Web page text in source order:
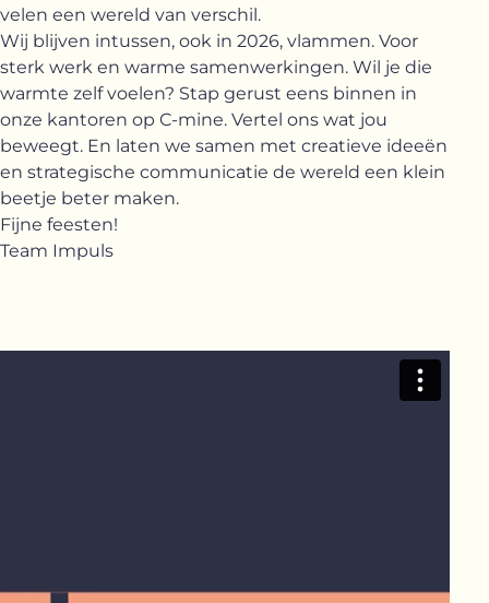
velen een wereld van verschil.
Wij blijven intussen, ook in 2026, vlammen. Voor
sterk werk en warme samenwerkingen. Wil je die
warmte zelf voelen? Stap gerust eens binnen in
onze kantoren op C-mine. Vertel ons wat jou
beweegt. En laten we samen met creatieve ideeën
en strategische communicatie de wereld een klein
beetje beter maken.
Fijne feesten!
Team Impuls